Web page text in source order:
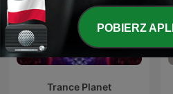
Trance Planet
POBIERZ